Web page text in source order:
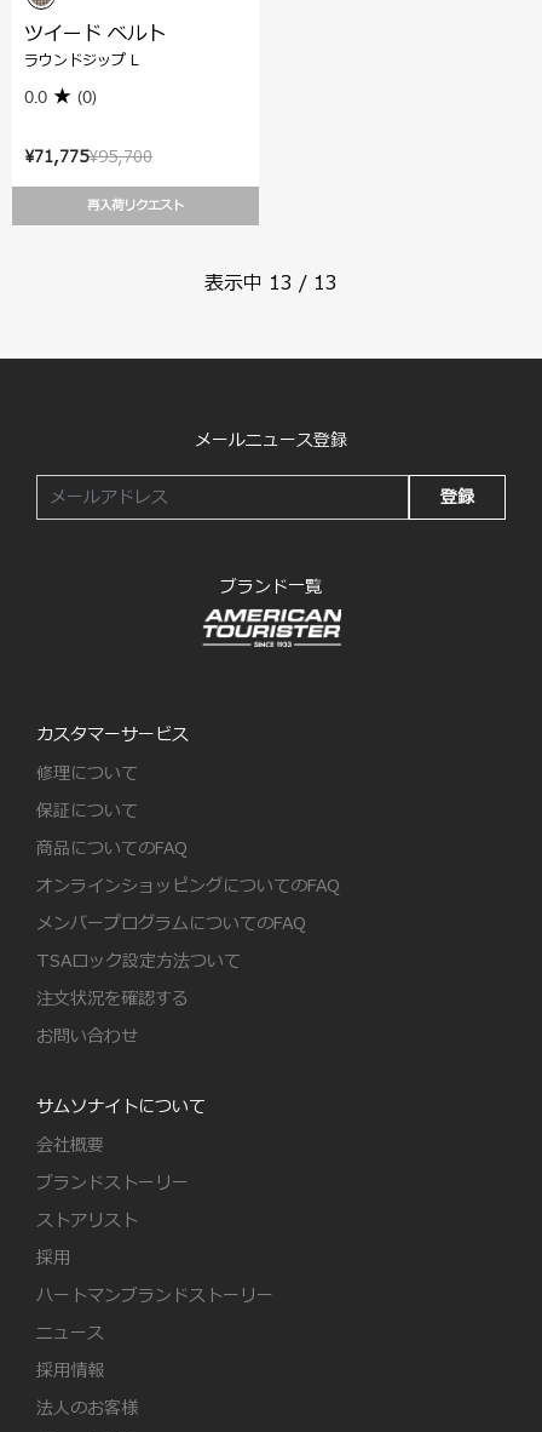
¥95,700
¥71,775
再入荷リクエスト
ツイード ベルト
ラウンドジップ L
0.0 (0)
表示中 13 / 13
メールニュース登録
登録
ブランド一覧
カスタマーサービス
修理について
保証について
商品についてのFAQ
オンラインショッピングについてのFAQ
メンバープログラムについてのFAQ
TSAロック設定方法ついて
注文状況を確認する
お問い合わせ
サムソナイトについて
会社概要
ブランドストーリー
ストアリスト
採用
ハートマンブランドストーリー
ニュース
採用情報
法人のお客様